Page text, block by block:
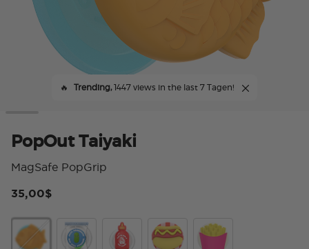
🔥 Trending,1447 views in the last 7 Tagen!
PopOut Taiyaki
MagSafe PopGrip
35,00$